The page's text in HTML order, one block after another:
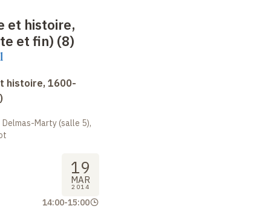
et histoire,
et fin) (8)
histoire, 1600-
Marty (salle 5),
19
MAR
2014
14:00-15:00